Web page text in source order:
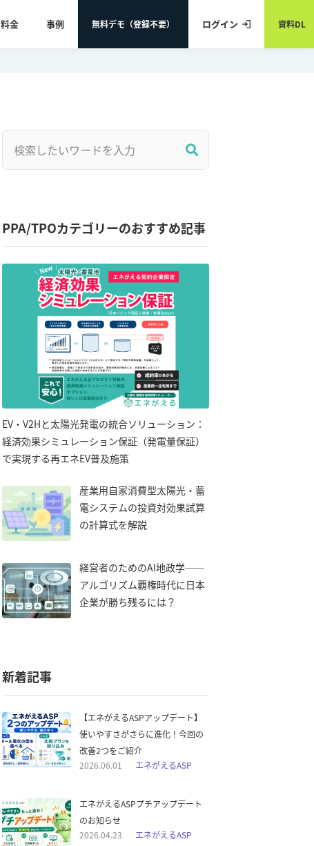
料金 事例 無料デモ（登録不要） ログイン 資料DL
PPA/TPOカテゴリーのおすすめ記事
EV・V2Hと太陽光発電の統合ソリューション：
経済効果シミュレーション保証（発電量保証）
で実現する再エネEV普及施策
産業用自家消費型太陽光・蓄
電システムの投資対効果試算
の計算式を解説
経営者のためのAI地政学──
アルゴリズム覇権時代に日本
企業が勝ち残るには？
新着記事
【エネがえるASPアップデート】
使いやすさがさらに進化！今回の
改善2つをご紹介
2026.06.01
エネがえるASP
エネがえるASPプチアップデート
のお知らせ
2026.04.23
エネがえるASP